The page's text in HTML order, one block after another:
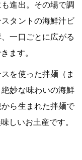
進出。その場で調
タントの海鮮汁ビ
一口ごとに広がる
ます。
を使った拌麺（ま
妙な味わいの海鮮
ら生まれた拌麺で
しいお土産です。